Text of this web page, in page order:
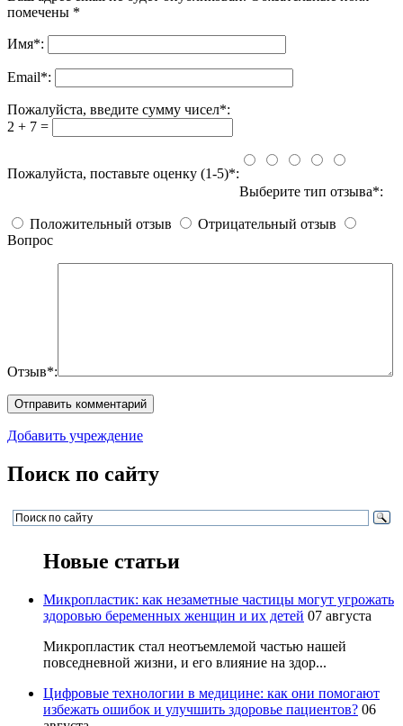
помечены *
Имя*:
Email*:
Пожалуйста, введите сумму чисел*:
2 + 7 =
Пожалуйста, поставьте оценку (1-5)*:
Выберите тип отзыва*:
Положительный отзыв
Отрицательный отзыв
Вопрос
Отзыв*:
Добавить учреждение
Поиск по сайту
Новые статьи
Микропластик: как незаметные частицы могут угрожать
здоровью беременных женщин и их детей 07 августа
Микропластик стал неотъемлемой частью нашей
повседневной жизни, и его влияние на здор...
Цифровые технологии в медицине: как они помогают
избежать ошибок и улучшить здоровье пациентов? 06